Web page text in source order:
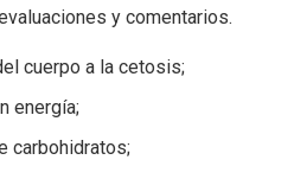
y comentarios.
cuerpo a la cetosis;
energía;
carbohidratos;